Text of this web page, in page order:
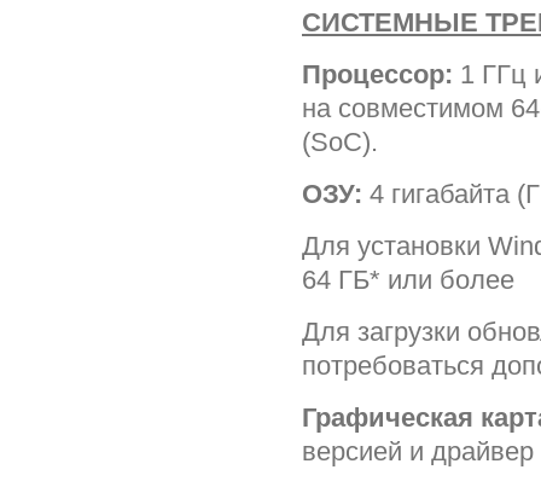
СИСТЕМНЫЕ
Процессор: 1 ГГц
на совместимом
(SoC).
ОЗУ: 4 гигабайта
Для установки
64 ГБ* или более
Для загрузки
потребоваться
Графическая
версией и